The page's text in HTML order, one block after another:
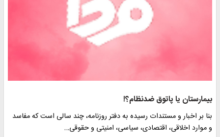
بیمارستان یا پاتوق ضدنظام؟!
بنا بر اخبار و مستندات رسیده به دفتر روزنامه، چند سالی است که مفاسد
و موارد اخلاقی، اقتصادی، سیاسی، امنیتی و حقوقی…